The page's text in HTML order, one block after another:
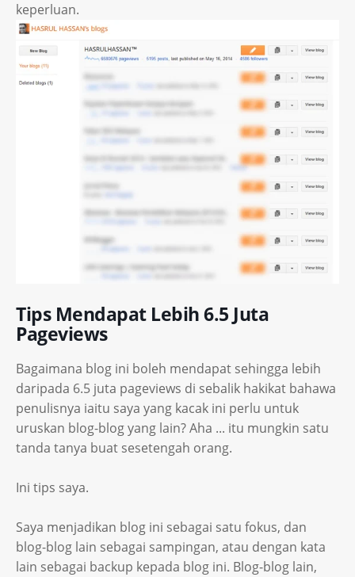
keperluan.
Tips Mendapat Lebih 6.5 Juta
Pageviews
Bagaimana blog ini boleh mendapat sehingga lebih
daripada 6.5 juta pageviews di sebalik hakikat bahawa
penulisnya iaitu saya yang kacak ini perlu untuk
uruskan blog-blog yang lain? Aha ... itu mungkin satu
tanda tanya buat sesetengah orang.
Ini tips saya.
Saya menjadikan blog ini sebagai satu fokus, dan
blog-blog lain sebagai sampingan, atau dengan kata
lain sebagai backup kepada blog ini. Blog-blog lain,